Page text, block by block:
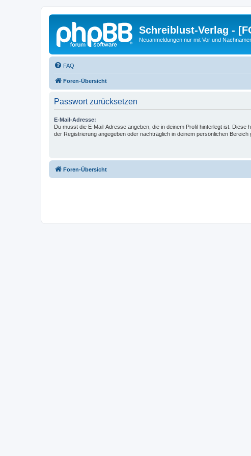
Schreiblust-Verlag -
Neuanmeldungen nur mit Vor und
FAQ
Foren-Übersicht
Passwort zurücksetzen
E-Mail-Adresse:
Du musst die E-Mail-Adresse angeben, die in deinem Profil hinterlegt ist. Diese
der Registrierung angegeben oder nachträglich in deinem persönlichen Bereich
Foren-Übersicht